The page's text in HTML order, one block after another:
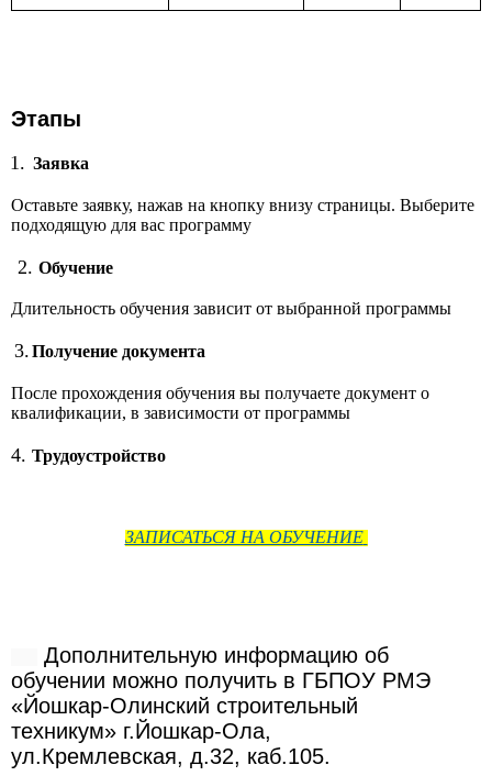
Этапы
1. Заявка
Оставьте заявку, нажав на кнопку внизу страницы. Выберите
подходящую для вас программу
2. Обучение
Длительность обучения зависит от выбранной программы
3.Получение документа
После прохождения обучения вы получаете документ о
квалификации, в зависимости от программы
4. Трудоустройство
ЗАПИСАТЬСЯ НА ОБУЧЕНИЕ
Дополнительную информацию об
обучении можно получить в ГБПОУ РМЭ
«Йошкар-Олинский строительный
техникум» г.Йошкар-Ола,
ул.Кремлевская, д.32, каб.105.